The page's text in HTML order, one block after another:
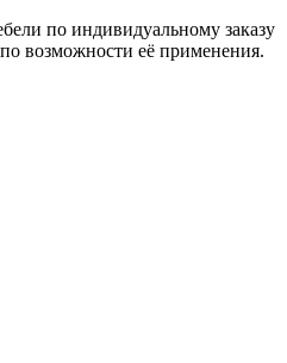
по индивидуальному заказу
возможности её применения.